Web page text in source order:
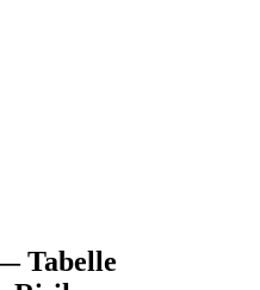
Tabelle